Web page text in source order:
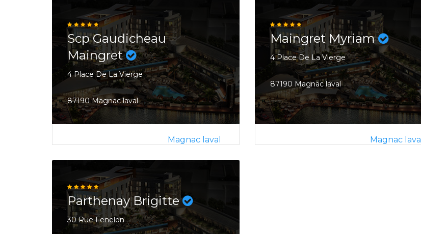
Scp Gaudicheau
Maingret
4 Place De La Vierge
87190 Magnac laval
Magnac laval
Maingret Myriam
4 Place De La Vierge
87190 Magnac laval
Magnac laval
Parthenay Brigitte
30 Rue Fenelon